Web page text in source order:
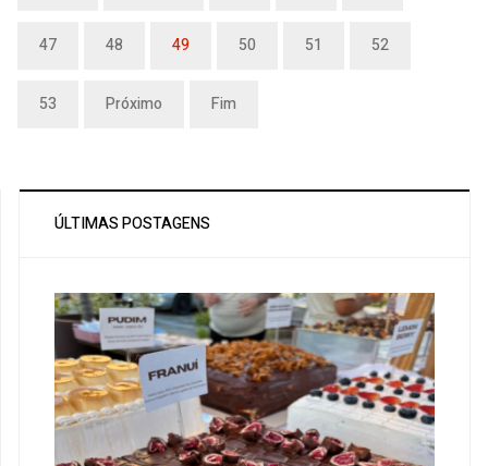
47 48 49 50 51 52
53 Próximo Fim
ÚLTIMAS POSTAGENS